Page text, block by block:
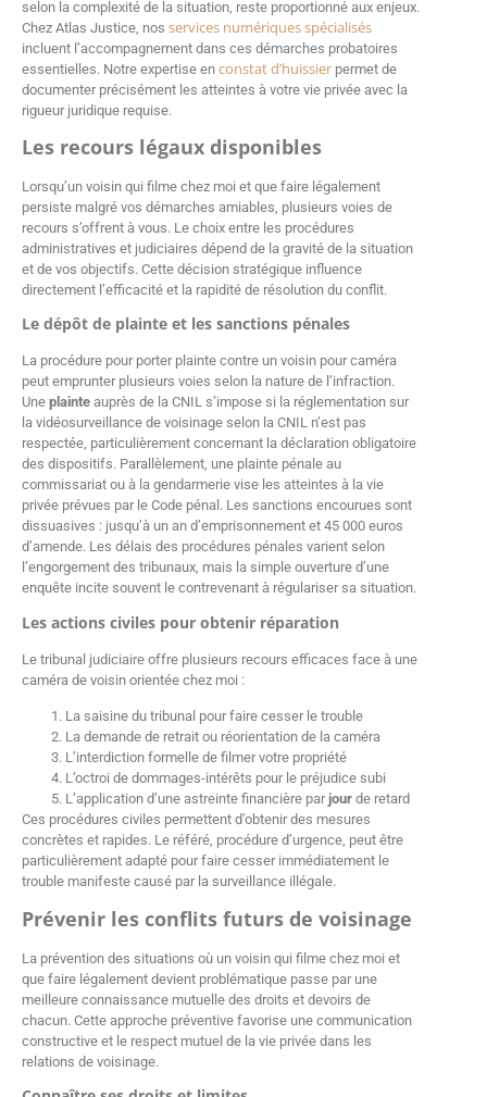
selon la complexité de la situation, reste proportionné aux enjeux.
Chez Atlas Justice, nos services numériques spécialisés
incluent l’accompagnement dans ces démarches probatoires
essentielles. Notre expertise en constat d’huissier permet de
documenter précisément les atteintes à votre vie privée avec la
rigueur juridique requise.
Les recours légaux disponibles
Lorsqu’un voisin qui filme chez moi et que faire légalement
persiste malgré vos démarches amiables, plusieurs voies de
recours s’offrent à vous. Le choix entre les procédures
administratives et judiciaires dépend de la gravité de la situation
et de vos objectifs. Cette décision stratégique influence
directement l’efficacité et la rapidité de résolution du conflit.
Le dépôt de plainte et les sanctions pénales
La procédure pour porter plainte contre un voisin pour caméra
peut emprunter plusieurs voies selon la nature de l’infraction.
Une plainte auprès de la CNIL s’impose si la réglementation sur
la vidéosurveillance de voisinage selon la CNIL n’est pas
respectée, particulièrement concernant la déclaration obligatoire
des dispositifs. Parallèlement, une plainte pénale au
commissariat ou à la gendarmerie vise les atteintes à la vie
privée prévues par le Code pénal. Les sanctions encourues sont
dissuasives : jusqu’à un an d’emprisonnement et 45 000 euros
d’amende. Les délais des procédures pénales varient selon
l’engorgement des tribunaux, mais la simple ouverture d’une
enquête incite souvent le contrevenant à régulariser sa situation.
Les actions civiles pour obtenir réparation
Le tribunal judiciaire offre plusieurs recours efficaces face à une
caméra de voisin orientée chez moi :
La saisine du tribunal pour faire cesser le trouble
La demande de retrait ou réorientation de la caméra
L’interdiction formelle de filmer votre propriété
L’octroi de dommages-intérêts pour le préjudice subi
L’application d’une astreinte financière parjour de retard
Ces procédures civiles permettent d’obtenir des mesures
concrètes et rapides. Le référé, procédure d’urgence, peut être
particulièrement adapté pour faire cesser immédiatement le
trouble manifeste causé par la surveillance illégale.
Prévenir les conflits futurs de voisinage
La prévention des situations où un voisin qui filme chez moi et
que faire légalement devient problématique passe par une
meilleure connaissance mutuelle des droits et devoirs de
chacun. Cette approche préventive favorise une communication
constructive et le respect mutuel de la vie privée dans les
relations de voisinage.